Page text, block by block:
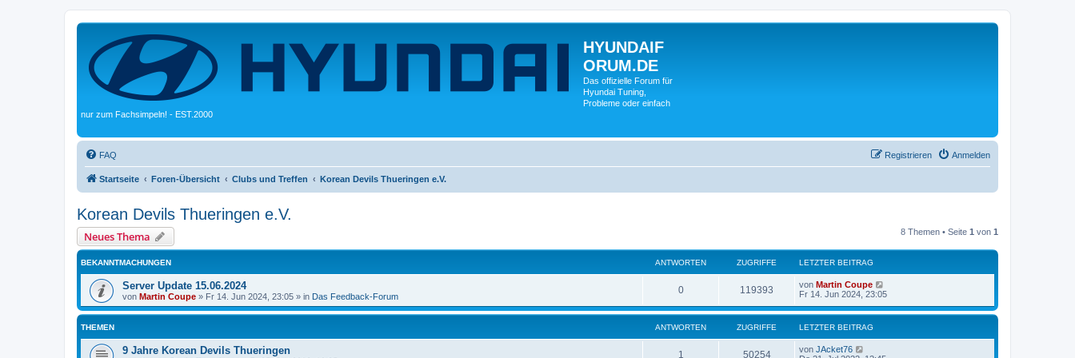
HYUNDAIF
ORUM.DE
Das offizielle Forum für
Hyundai Tuning,
Probleme oder einfach
nur zum Fachsimpeln! - EST.2000
FAQ Anmelden
Registrieren
Startseite Foren-Übersicht Clubs und Treffen Korean Devils Thueringen e.V.
Korean Devils Thueringen e.V.
Neues Thema 8 Themen • Seite 1 von 1
BEKANNTMACHUNGEN ANTWORTEN ZUGRIFFE LETZTER BEITRAG
Server Update 15.06.2024
von Martin Coupe » Fr 14. Jun 2024, 23:05 » in Das Feedback-Forum
0 119393 von Martin Coupe
Fr 14. Jun 2024, 23:05
THEMEN ANTWORTEN ZUGRIFFE LETZTER BEITRAG
9 Jahre Korean Devils Thueringen 1 50254 von JAcket76